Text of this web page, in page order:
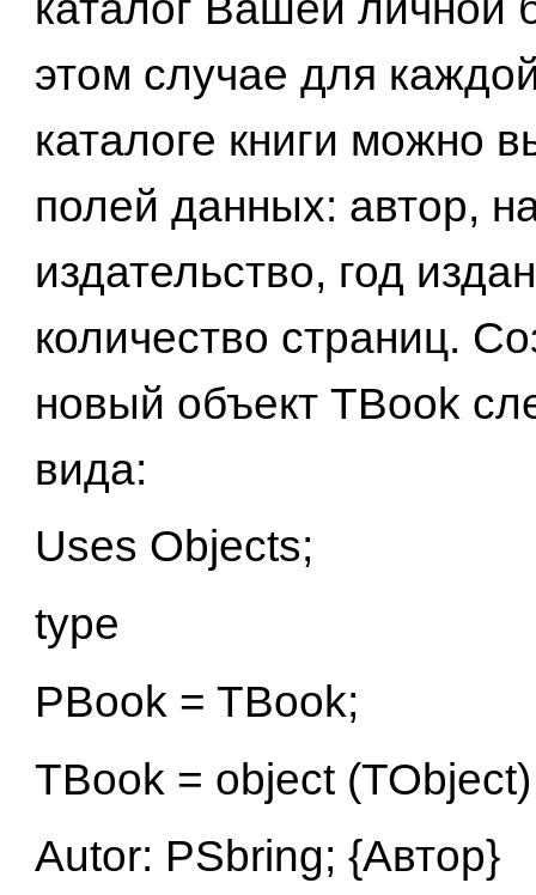
этом случае для
каталоге книги можно
полей данных: автор,
издательство, год
количество страниц.
новый объект TBook
вида:
Uses Objects;
type
PBook = TBook;
TBook = object (TObject)
Autor: PSbring; {Автор}